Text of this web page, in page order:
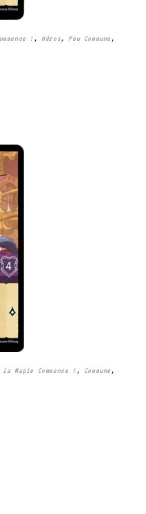
! , Héros, Peu Commune ,
Magie Commence ! , Commune ,